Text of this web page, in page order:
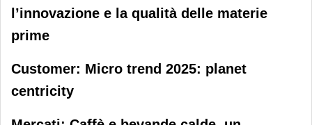
l’innovazione e la qualità delle materie
prime
Customer: Micro trend 2025: planet
centricity